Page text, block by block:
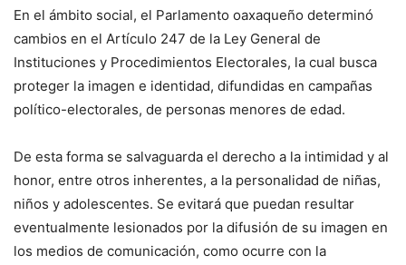
En el ámbito social, el Parlamento oaxaqueño determinó
cambios en el Artículo 247 de la Ley General de
Instituciones y Procedimientos Electorales, la cual busca
proteger la imagen e identidad, difundidas en campañas
político-electorales, de personas menores de edad.
De esta forma se salvaguarda el derecho a la intimidad y al
honor, entre otros inherentes, a la personalidad de niñas,
niños y adolescentes. Se evitará que puedan resultar
eventualmente lesionados por la difusión de su imagen en
los medios de comunicación, como ocurre con la